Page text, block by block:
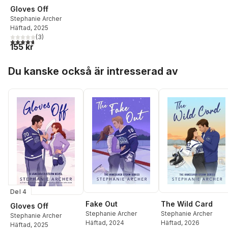
Gloves Off
Stephanie Archer
Häftad, 2025
4,7utav 5 stjärnor. Totalt antal röster:
(3)
155 kr
Du kanske också är intresserad av
Del 4
Gloves Off
Stephanie Archer
Häftad, 2025
Fake Out
Stephanie Archer
Häftad, 2024
The Wild Card
Stephanie Archer
Häftad, 2026